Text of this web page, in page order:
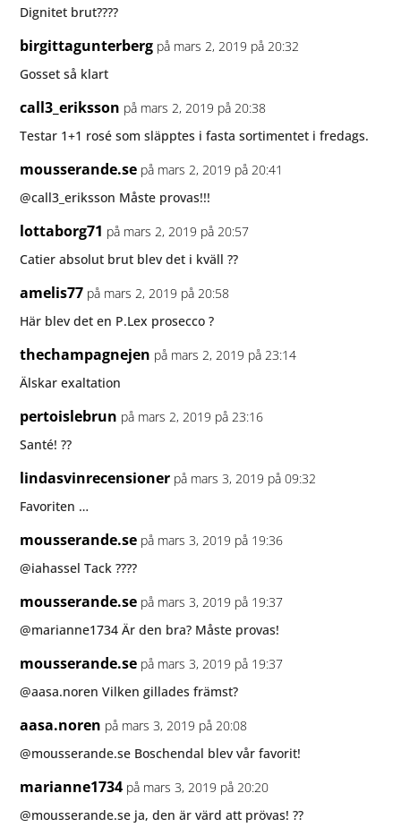
Dignitet brut????
birgittagunterberg på mars 2, 2019 på 20:32
Gosset så klart
call3_eriksson på mars 2, 2019 på 20:38
Testar 1+1 rosé som släpptes i fasta sortimentet i fredags.
mousserande.se på mars 2, 2019 på 20:41
@call3_eriksson Måste provas!!!
lottaborg71 på mars 2, 2019 på 20:57
Catier absolut brut blev det i kväll ??
amelis77 på mars 2, 2019 på 20:58
Här blev det en P.Lex prosecco ?
thechampagnejen på mars 2, 2019 på 23:14
Älskar exaltation ️
pertoislebrun på mars 2, 2019 på 23:16
Santé! ??
lindasvinrecensioner på mars 3, 2019 på 09:32
Favoriten …
mousserande.se på mars 3, 2019 på 19:36
@iahassel Tack ????
mousserande.se på mars 3, 2019 på 19:37
@marianne1734 Är den bra? Måste provas!
mousserande.se på mars 3, 2019 på 19:37
@aasa.noren Vilken gillades främst?
aasa.noren på mars 3, 2019 på 20:08
@mousserande.se Boschendal blev vår favorit!
marianne1734 på mars 3, 2019 på 20:20
@mousserande.se ja, den är värd att prövas! ??